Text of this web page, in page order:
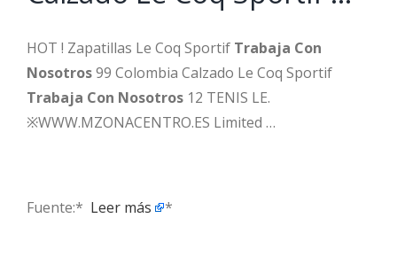
HOT ! Zapatillas Le Coq Sportif Trabaja Con
Nosotros99 Colombia Calzado Le Coq Sportif
Trabaja Con Nosotros 12 TENIS LE.
※WWW.MZONACENTRO.ES Limited …
Fuente:* ​ Leer más *